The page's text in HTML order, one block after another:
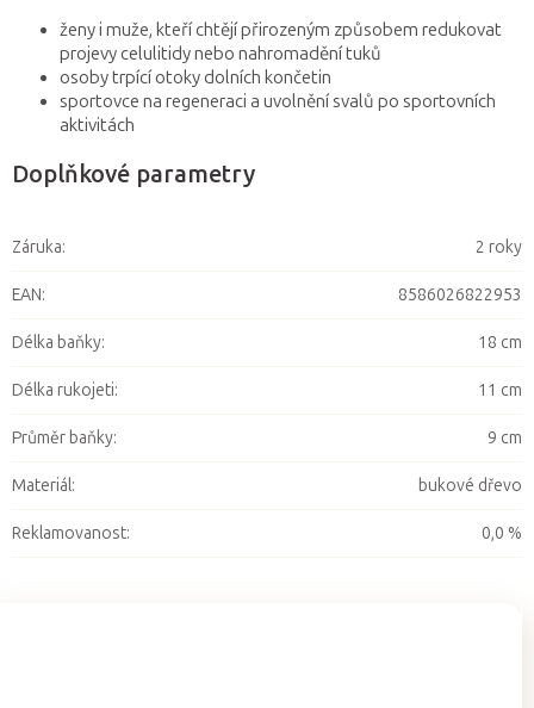
ženy i muže, kteří chtějí přirozeným způsobem redukovat
projevy celulitidy nebo nahromadění tuků
osoby trpící otoky dolních končetin
sportovce na regeneraci a uvolnění svalů po sportovních
aktivitách
Doplňkové parametry
Záruka: 2 roky
EAN: 8586026822953
Délka baňky: 18 cm
Délka rukojeti: 11 cm
Průměr baňky: 9 cm
Materiál: bukové dřevo
Reklamovanost: 0,0 %